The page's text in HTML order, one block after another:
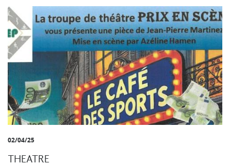
02/04/25
THEATRE